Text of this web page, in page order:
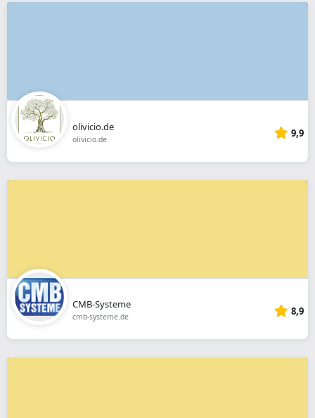
olivicio.de
olivicio.de 9,9
CMB-Systeme
cmb-systeme.de 8,9